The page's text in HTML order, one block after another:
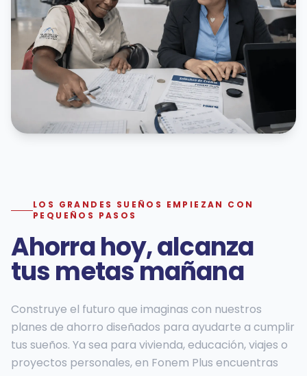
LOS GRANDES SUEÑOS EMPIEZAN CON
PEQUEÑOS PASOS
Ahorra hoy, alcanza
tus metas mañana
Construye el futuro que imaginas con nuestros
planes de ahorro diseñados para ayudarte a cumplir
tus sueños. Ya sea para vivienda, educación, viajes o
proyectos personales, en Fonem Plus encuentras